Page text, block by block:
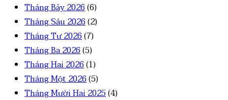
Tháng Bảy 2026(6)
Tháng Sáu 2026(2)
Tháng Tư 2026(7)
Tháng Ba 2026(5)
Tháng Hai 2026(1)
Tháng Một 2026(5)
Tháng Mười Hai 2025(4)